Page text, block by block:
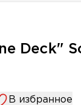
Deck"
В избранное